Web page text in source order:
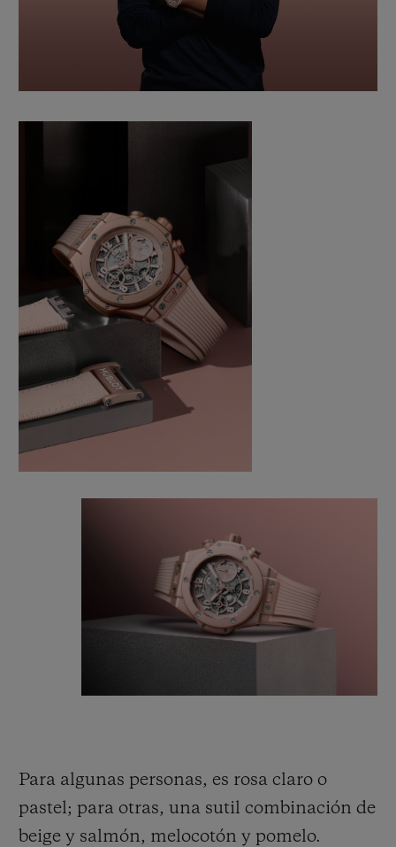
Para algunas personas, es rosa claro o
pastel; para otras, una sutil combinación de
beige y salmón, melocotón y pomelo.